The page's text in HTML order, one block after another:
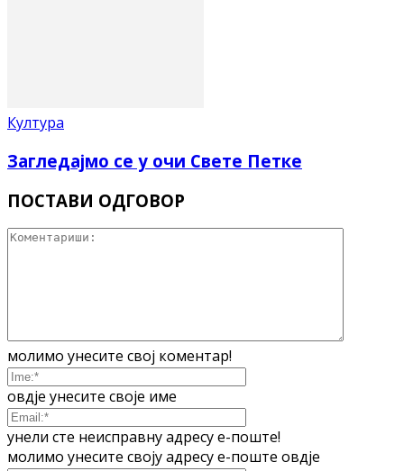
Култура
Загледајмо се у очи Свете Петке
ПОСТАВИ ОДГОВОР
молимо унесите свој коментар!
овдје унесите своје име
унели сте неисправну адресу е-поште!
молимо унесите своју адресу е-поште овдје